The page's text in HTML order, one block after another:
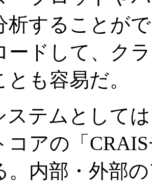
析することが
ードして、ク
も容易だ。
テムとして
コアの「
。内部・外部